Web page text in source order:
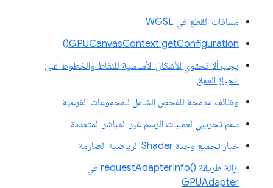
مسافات القطع في WGSL
GPUCanvasContext getConfiguration()
يجب ألا تحتوي الأشكال الأساسية للنقاط والخطوط على
انحياز العمق
وظائف مدمجة للفحص الشامل للمجموعات الفرعية
دعم تجريبي لعمليات الرسم غير المباشر المتعددة
خيار تجميع وحدة Shader الرياضية الصارمة
إزالة طريقة requestAdapterInfo()‎ في
GPUAdapter